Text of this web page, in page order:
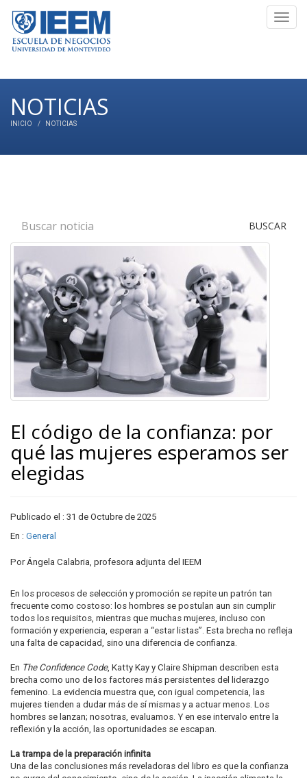
NOTICIAS
INICIO NOTICIAS
BUSCAR
El código de la confianza: por
qué las mujeres esperamos ser
elegidas
Publicado el : 31 de Octubre de 2025
En : General
Por Ángela Calabria, profesora adjunta del IEEM
En los procesos de selección y promoción se repite un patrón tan
frecuente como costoso: los hombres se postulan aun sin cumplir
todos los requisitos, mientras que muchas mujeres, incluso con
formación y experiencia, esperan a “estar listas”. Esta brecha no refleja
una falta de capacidad, sino una diferencia de confianza.
En The Confidence Code, Katty Kay y Claire Shipman describen esta
brecha como uno de los factores más persistentes del liderazgo
femenino. La evidencia muestra que, con igual competencia, las
mujeres tienden a dudar más de sí mismas y a actuar menos. Los
hombres se lanzan; nosotras, evaluamos. Y en ese intervalo entre la
reflexión y la acción, las oportunidades se escapan.
La trampa de la preparación infinita
Una de las conclusiones más reveladoras del libro es que la confianza